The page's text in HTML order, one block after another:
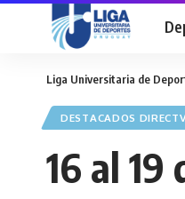
Liga Universitaria de
DESTACADOS
16 al 19